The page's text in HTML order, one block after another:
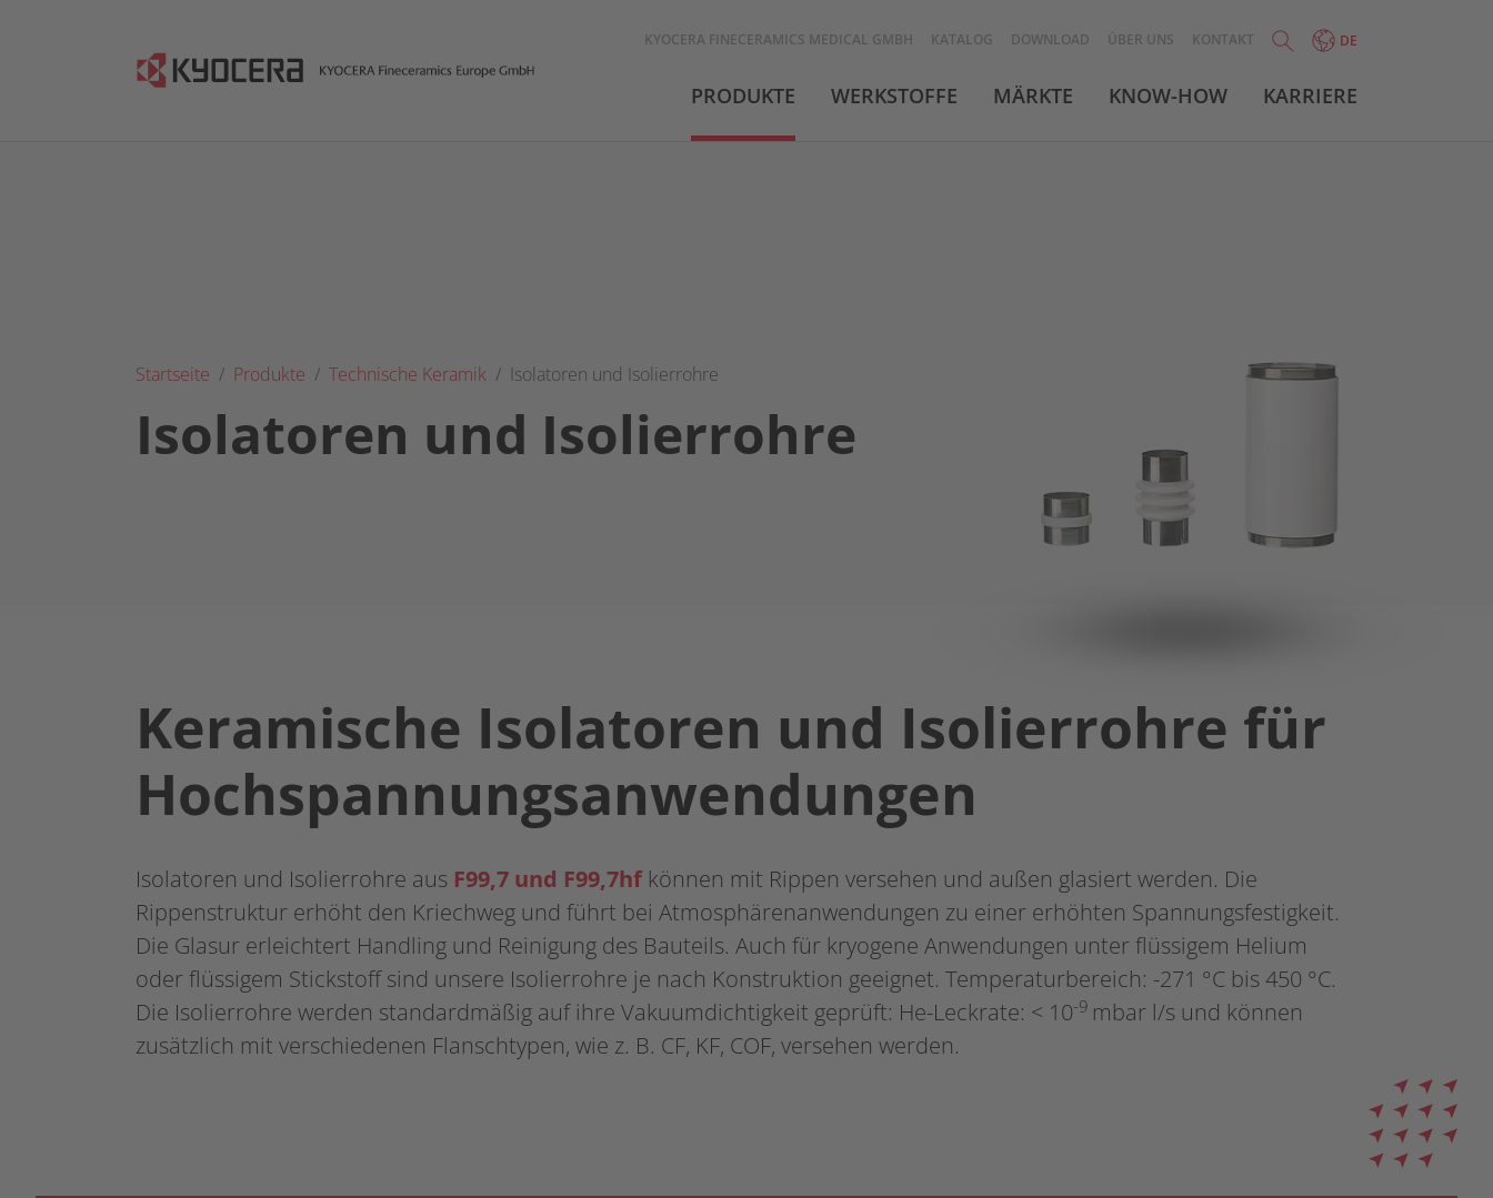
KYOCERA FINECERAMICS MEDICAL GMBH KATALOG DOWNLOAD ÜBER UNS KONTAKT DE
PRODUKTE WERKSTOFFE MÄRKTE KNOW-HOW KARRIERE
You are here:
Startseite Produkte Technische Keramik Isolatoren und Isolierrohre
Isolatoren und Isolierrohre
Keramische Isolatoren und Isolierrohre für
Hochspannungsanwendungen
Isolatoren und Isolierrohre aus F99,7 und F99,7hfkönnen mit Rippen versehen und außen glasiert werden. Die
Rippenstruktur erhöht den Kriechweg und führt bei Atmosphärenanwendungen zu einer erhöhten Spannungsfestigkeit.
Die Glasur erleichtert Handling und Reinigung des Bauteils. Auch für kryogene Anwendungen unter flüssigem Helium
oder flüssigem Stickstoff sind unsere Isolierrohre je nach Konstruktion geeignet. Temperaturbereich: -271 °C bis 450 °C.
Die Isolierrohre werden standardmäßig auf ihre Vakuumdichtigkeit geprüft: He-Leckrate: < 10-9 mbar l/s und können
zusätzlich mit verschiedenen Flanschtypen, wie z. B. CF, KF, COF, versehen werden.